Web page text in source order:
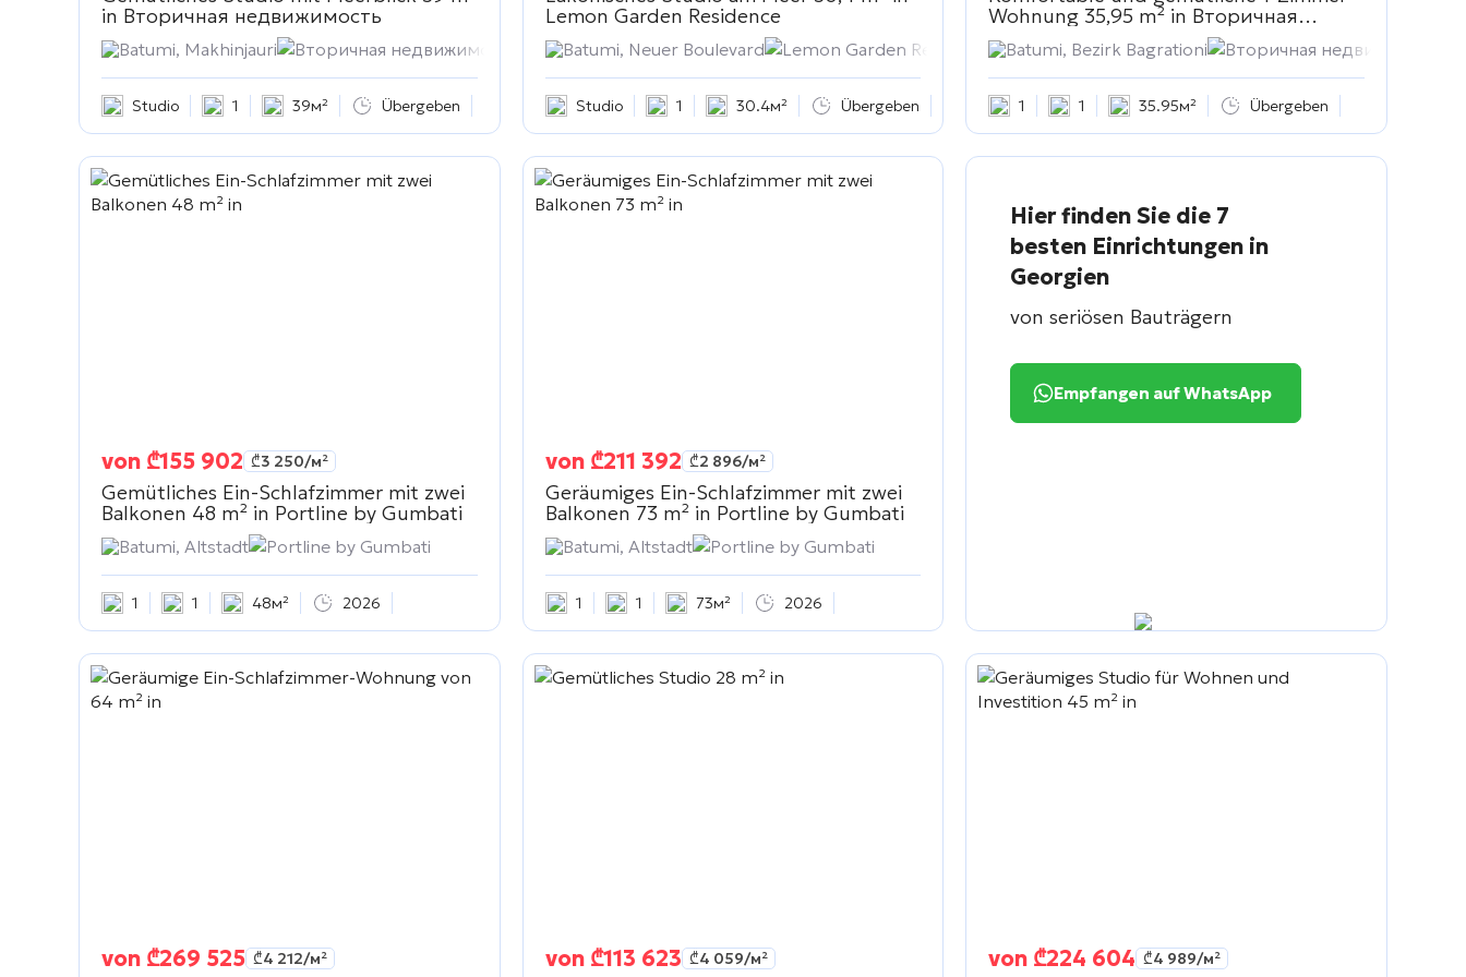
in Вторичная недвижимость
Batumi, Makhinjauri Вторичная недвижимость
Studio 1 39м² Übergeben
Lemon Garden Residence
Batumi, Neuer Boulevard Lemon Garden Residence
Studio 1 30.4м² Übergeben
Wohnung 35,95 m² in Вторичная
недвижимость
Batumi, Bezirk Bagrationi Вторичная недвижимость
1 1 35.95м² Übergeben
von ₾155 902 ₾3 250/м²
Gemütliches Ein-Schlafzimmer mit zwei
Balkonen 48 m² in Portline by Gumbati
Batumi, Altstadt Portline by Gumbati
1 1 48м² 2026
von ₾211 392 ₾2 896/м²
Geräumiges Ein-Schlafzimmer mit zwei
Balkonen 73 m² in Portline by Gumbati
Batumi, Altstadt Portline by Gumbati
1 1 73м² 2026
Hier finden Sie die 7
besten Einrichtungen in
Georgien
von seriösen Bauträgern
Empfangen auf WhatsApp
von ₾269 525 ₾4 212/м² von ₾113 623 ₾4 059/м² von ₾224 604 ₾4 989/м²